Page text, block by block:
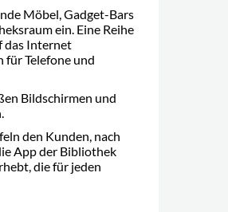
Möbel, Gadget-Bars
ein. Eine Reihe
das Internet
für Telefone und
Bildschirmen und
den Kunden, nach
App der Bibliothek
die für jeden